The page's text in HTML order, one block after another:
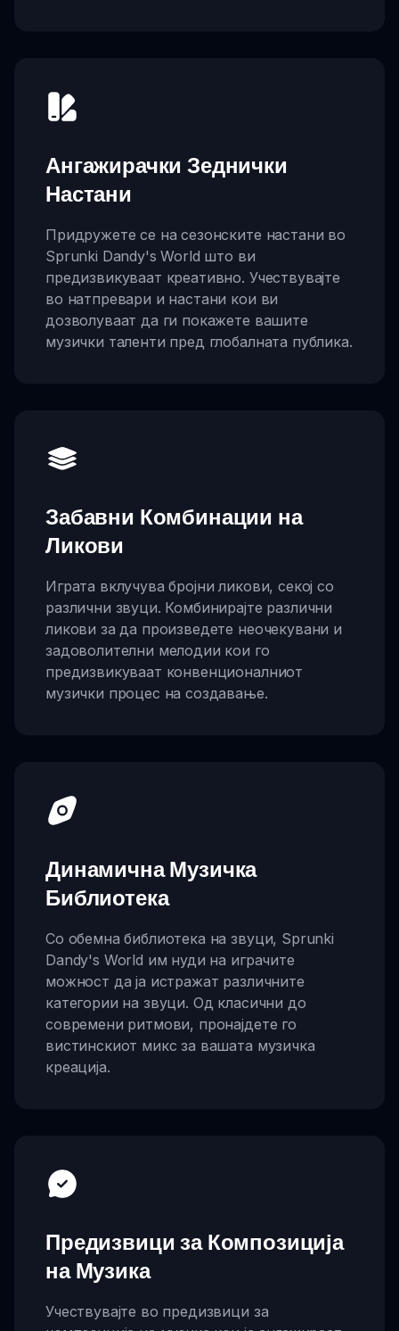
Ангажирачки Зеднички
Настани
Придружете се на сезонските настани во
Sprunki Dandy's World што ви
предизвикуваат креативно. Учествувајте
во натпревари и настани кои ви
дозволуваат да ги покажете вашите
музички таленти пред глобалната публика.
Забавни Комбинации на
Ликови
Играта вклучува бројни ликови, секој со
различни звуци. Комбинирајте различни
ликови за да произведете неочекувани и
задоволителни мелодии кои го
предизвикуваат конвенционалниот
музички процес на создавање.
Динамична Музичка
Библиотека
Со обемна библиотека на звуци, Sprunki
Dandy's World им нуди на играчите
можност да ја истражат различните
категории на звуци. Од класични до
современи ритмови, пронајдете го
вистинскиот микс за вашата музичка
креација.
Предизвици за Композиција
на Музика
Учествувајте во предизвици за